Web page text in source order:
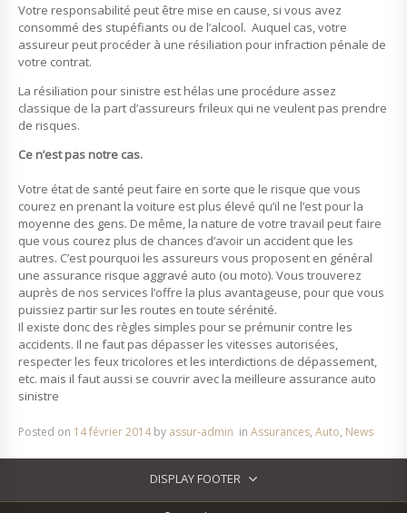
Votre responsabilité peut être mise en cause, si vous avez
consommé des stupéfiants ou de l’alcool. Auquel cas, votre
assureur peut procéder à une résiliation pour infraction pénale de
votre contrat.
La résiliation pour sinistre est hélas une procédure assez
classique de la part d’assureurs frileux qui ne veulent pas prendre
de risques.
Ce n’est pas notre cas.
Votre état de santé peut faire en sorte que le risque que vous
courez en prenant la voiture est plus élevé qu’il ne l’est pour la
moyenne des gens. De même, la nature de votre travail peut faire
que vous courez plus de chances d’avoir un accident que les
autres. C’est pourquoi les assureurs vous proposent en général
une assurance risque aggravé auto (ou moto). Vous trouverez
auprès de nos services l’offre la plus avantageuse, pour que vous
puissiez partir sur les routes en toute sérénité.
Il existe donc des règles simples pour se prémunir contre les
accidents. Il ne faut pas dépasser les vitesses autorisées,
respecter les feux tricolores et les interdictions de dépassement,
etc. mais il faut aussi se couvrir avec la meilleure assurance auto
sinistre
Posted on 14 février 2014by assur-admin in Assurances, Auto, News
DISPLAY FOOTER